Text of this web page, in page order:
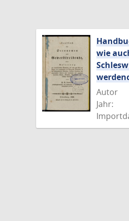
wie
Autor
Jahr: